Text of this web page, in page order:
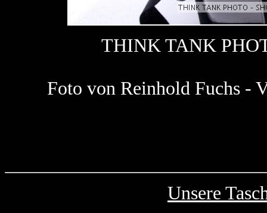
THINK TANK
Foto von Reinhold Fuchs
Unsere